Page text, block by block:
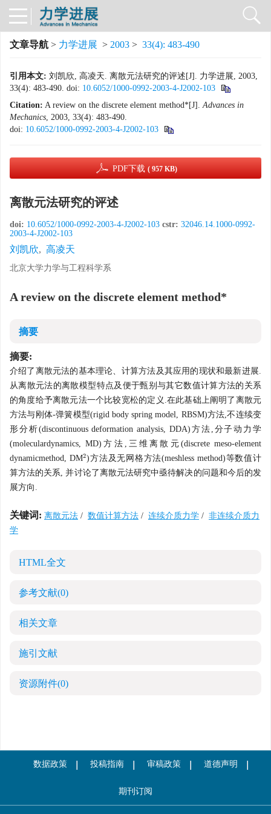
文章导航 > 力学进展 > 2003 > 33(4): 483-490
引用本文: 刘凯欣, 高凌天. 离散元法研究的评述[J]. 力学进展, 2003,
33(4): 483-490. doi: 10.6052/1000-0992-2003-4-J2002-103
Citation: A review on the discrete element method*[J].Advances in
Mechanics, 2003, 33(4): 483-490.
doi: 10.6052/1000-0992-2003-4-J2002-103
PDF下载 ( 957 KB)
离散元法研究的评述
doi: 10.6052/1000-0992-2003-4-J2002-103 cstr: 32046.14.1000-0992-
2003-4-J2002-103
刘凯欣, 高凌天
北京大学力学与工程科学系
A review on the discrete element method*
摘要
摘要:
介绍了离散元法的基本理论、计算方法及其应用的现状和最新进展.
从离散元法的离散模型特点及便于甄别与其它数值计算方法的关系
的角度给予离散元法一个比较宽松的定义.在此基础上阐明了离散元
方法与刚体-弹簧模型(rigid body spring model, RBSM)方法,不连续变
形分析(discontinuous deformation analysis, DDA)方法,分子动力学
(moleculardynamics, MD)方法,三维离散元(discrete meso-element
dynamicmethod, DM2
2)方法及无网格方法(meshless method)等数值计
算方法的关系, 并讨论了离散元法研究中亟待解决的问题和今后的发
展方向.
关键词: 离散元法 / 数值计算方法 / 连续介质力学 / 非连续介质力
学
HTML全文
参考文献(0)
相关文章
施引文献
资源附件(0)
数据政策 投稿指南 审稿政策 道德声明
期刊订阅